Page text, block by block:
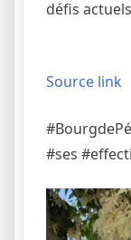
défis
Source link
#ses